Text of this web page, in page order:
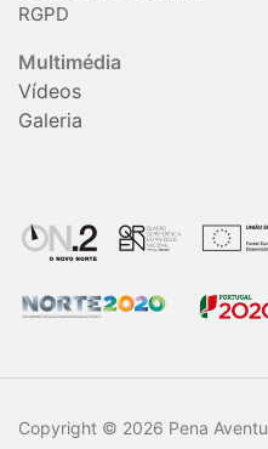
RGPD
Multimédia
Vídeos
Galeria
Copyright © 2026 Pena